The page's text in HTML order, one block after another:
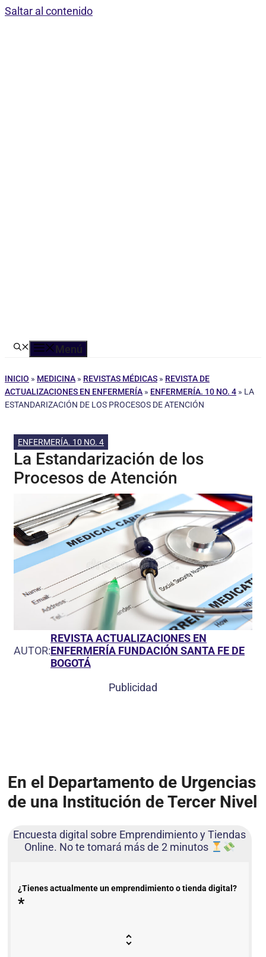
Saltar al contenido
Menú
INICIO » MEDICINA » REVISTAS MÉDICAS » REVISTA DE
ACTUALIZACIONES EN ENFERMERÍA » ENFERMERÍA. 10 NO. 4 » LA
ESTANDARIZACIÓN DE LOS PROCESOS DE ATENCIÓN
ENFERMERÍA. 10 NO. 4
La Estandarización de los
Procesos de Atención
AUTOR:
REVISTA ACTUALIZACIONES EN
ENFERMERÍA FUNDACIÓN SANTA FE DE
BOGOTÁ
Publicidad
En el Departamento de Urgencias
de una Institución de Tercer Nivel
Encuesta digital sobre Emprendimiento y Tiendas
Online. No te tomará más de 2 minutos
¿Tienes actualmente un emprendimiento o tienda digital?
*